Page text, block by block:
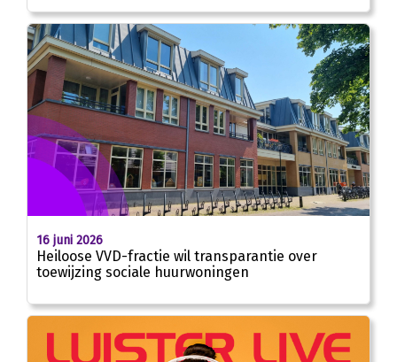
16 juni 2026
Heiloose VVD-fractie wil transparantie over
toewijzing sociale huurwoningen